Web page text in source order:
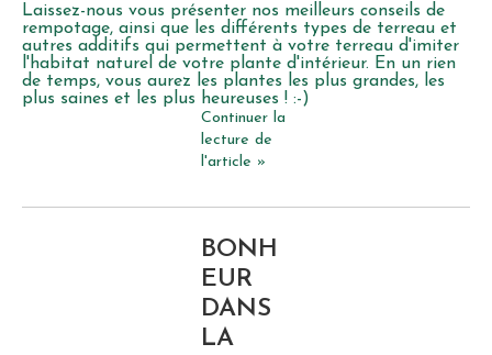
Laissez-nous vous présenter nos meilleurs conseils de
rempotage, ainsi que les différents types de terreau et
autres additifs qui permettent à votre terreau d'imiter
l'habitat naturel de votre plante d'intérieur. En un rien
de temps, vous aurez les plantes les plus grandes, les
plus saines et les plus heureuses ! :-)
Continuer la
lecture de
l'article »
BONH
EUR
DANS
LA